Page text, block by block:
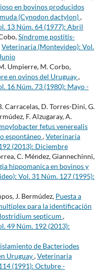
en bovinos producidos
(Cynodon dactylon),
13 Núm. 64 (1977): Abril
Síndrome postitis-
Veterinaria (Montevideo): Vol.
Umpierre, M. Corbo,
en ovinos del Uruguay,
16 Núm. 73 (1980): Mayo -
Carracelas, D. Torres-Dini, G.
F. Alzugaray, A.
fetus venerealis
espontáneo,Veterinaria
(2013): Diciembre
C. Méndez, Giannechinni,
hippomanica en bovinos y
Vol. 31 Núm. 127 (1995):
J. Bermúdez, Puesta a
para la identificación
septicum ,
49 Núm. 192 (2013):
de Bacteriodes
Uruguay,Veterinaria
(1991): Octubre -